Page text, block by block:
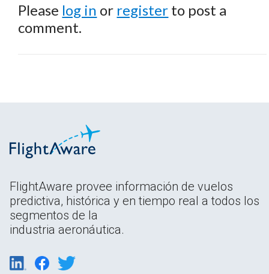
Please log in or register to post a
comment.
FlightAware provee información de vuelos
predictiva, histórica y en tiempo real a todos los
segmentos de la
industria aeronáutica.